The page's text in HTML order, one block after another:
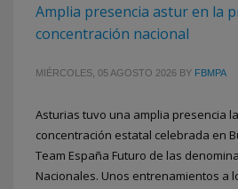
Amplia presencia astur en la
concentración nacional
MIÉRCOLES, 05 AGOSTO 2026 BY FBMPA
Asturias tuvo una amplia presencia
concentración estatal celebrada en
Team España Futuro de las
Nacionales. Unos entrenamientos a